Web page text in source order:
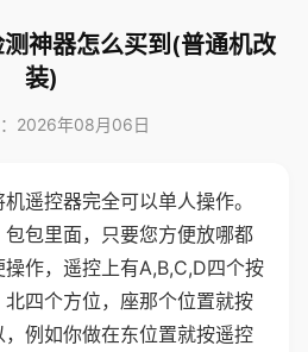
神器怎么买到(普通机改
装)
2026年08月06日
遥控器完全可以单人操作。
包里面，只要您方便放哪都
作，遥控上有A,B,C,D四个按
四个方位，座那个位置就按
例如你做在东位置就按遥控